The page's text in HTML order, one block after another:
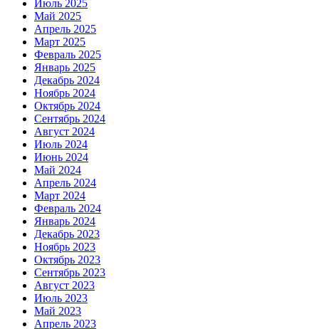
Июль 2025
Май 2025
Апрель 2025
Март 2025
Февраль 2025
Январь 2025
Декабрь 2024
Ноябрь 2024
Октябрь 2024
Сентябрь 2024
Август 2024
Июль 2024
Июнь 2024
Май 2024
Апрель 2024
Март 2024
Февраль 2024
Январь 2024
Декабрь 2023
Ноябрь 2023
Октябрь 2023
Сентябрь 2023
Август 2023
Июль 2023
Май 2023
Апрель 2023